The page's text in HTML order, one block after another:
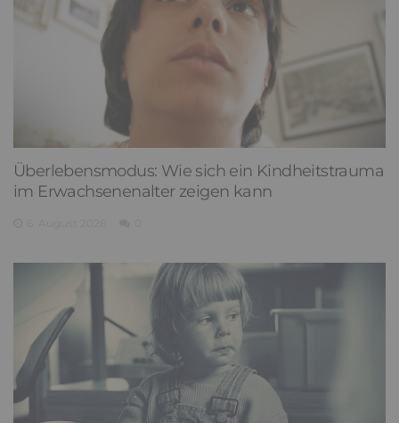
Überlebensmodus: Wie sich ein Kindheitstrauma
im Erwachsenenalter zeigen kann